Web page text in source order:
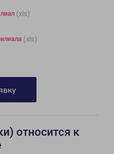
(xls)
(xls)
относится к